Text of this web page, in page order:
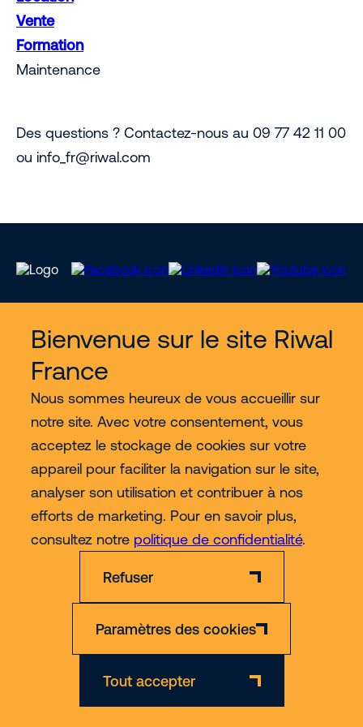
Bienvenue sur le site Riwal
France
Nous sommes heureux de vous accueillir sur
notre site. Avec votre consentement, vous
acceptez le stockage de cookies sur votre
appareil pour faciliter la navigation sur le site,
analyser son utilisation et contribuer à nos
efforts de marketing. Pour en savoir plus,
consultez notre politique de confidentialité.
Refuser
Paramètres des cookies
Tout accepter
Vente
Formation
Maintenance
Des questions ? Contactez-nous au 09 77 42 11 00
ou info_fr@riwal.com
Services
Nous découvrir
Contact
cookies
Formation
© 2026 Riwal - All rights reserved